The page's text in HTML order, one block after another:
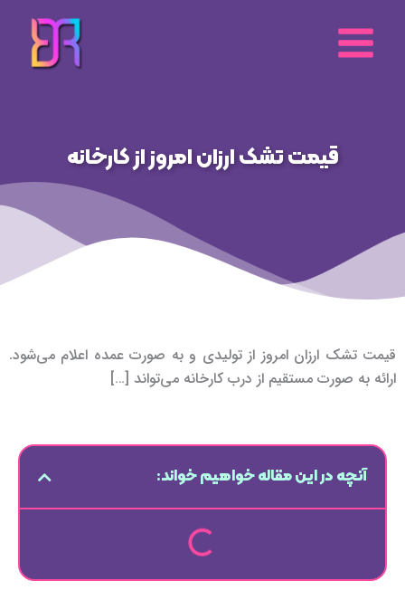
محتوا
قیمت تشک ارزان امروز از کارخانه
قیمت تشک ارزان امروز از تولیدی و به صورت عمده اعلام می‌شود.
ارائه به صورت مستقیم از درب کارخانه می‌تواند […]
آنچه در این مقاله خواهیم خواند: